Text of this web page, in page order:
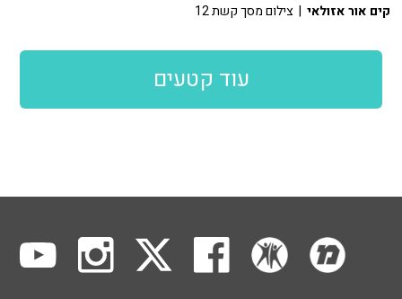
קים אור אזולאי | צילום מסך קשת 12
עוד קטעים